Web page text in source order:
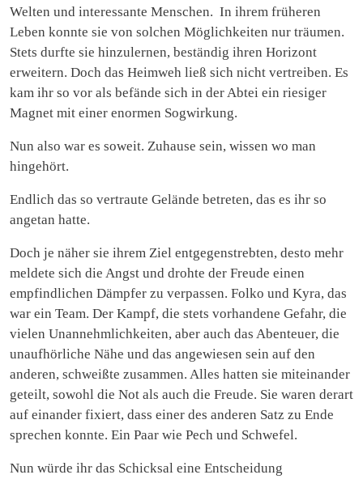
Welten und interessante Menschen. In ihrem früheren
Leben konnte sie von solchen Möglichkeiten nur träumen.
Stets durfte sie hinzulernen, beständig ihren Horizont
erweitern. Doch das Heimweh ließ sich nicht vertreiben. Es
kam ihr so vor als befände sich in der Abtei ein riesiger
Magnet mit einer enormen Sogwirkung.
Nun also war es soweit. Zuhause sein, wissen wo man
hingehört.
Endlich das so vertraute Gelände betreten, das es ihr so
angetan hatte.
Doch je näher sie ihrem Ziel entgegenstrebten, desto mehr
meldete sich die Angst und drohte der Freude einen
empfindlichen Dämpfer zu verpassen. Folko und Kyra, das
war ein Team. Der Kampf, die stets vorhandene Gefahr, die
vielen Unannehmlichkeiten, aber auch das Abenteuer, die
unaufhörliche Nähe und das angewiesen sein auf den
anderen, schweißte zusammen. Alles hatten sie miteinander
geteilt, sowohl die Not als auch die Freude. Sie waren derart
auf einander fixiert, dass einer des anderen Satz zu Ende
sprechen konnte. Ein Paar wie Pech und Schwefel.
Nun würde ihr das Schicksal eine Entscheidung